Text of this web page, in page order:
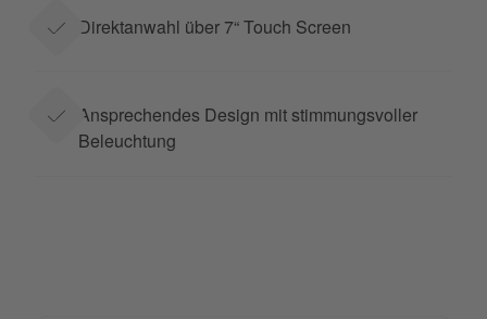
Direktanwahl über 7“ Touch Screen
Ansprechendes Design mit stimmungsvoller
Beleuchtung